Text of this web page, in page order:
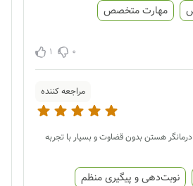
مهارت متخصص
0
1
مراجعه کننده
هستن بدون قضاوت و بسیار با تجربه
نوبت‌دهی و پیگیری منظم